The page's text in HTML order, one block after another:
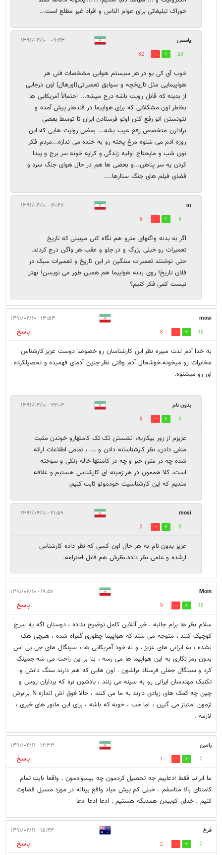
خوراک تبلیغاتی برای عوام الناس و افراد غیر مطلع است...
یاسمن ۰۹:۴۳ - ۱۳۹۱/۰۴/۱۰
20
32
خوب آی کی یو در هر سیستم هوایی مشخصات فنی هر
هواپیمایی مثل تاریخچه و سوابق تعمیراتی(اورهال) اون درجایی
از بدینه که قابل رویت باشه درج میشه... احتمالاً آمریکایی ها
بخاطر اون مشکلاتی که برای هواپیما در قندهار پیش آمده و
نتونستن انو رفع کنن اونو فرستادن ایران تا توسط بعضی
برادارن متخصص رفع عیب بشه... بعضی روایت هایی که این
روزه آدم می شنوه مرغ پخته رو به خنده می ندازه...مردم فکر
نون شب و مایحتاج اولیه زندگی و کرایه خونه سر برج و پیدا
کردن یه سر پناهن...و بعضی ها هم در حال هوای جنگ سرد و
فضای فیلم های جنگ ستارها....
m ۲۰:۲۷ - ۱۳۹۱/۰۴/۱۰
6
6
اگر به بدنه واگنهای مترو هم نگاه کنی میبینی که تاریخ
تعمیرات رو خیلی بزرگ و در جلو و عقب هر واگن درج کردند.
حتی نوشتند تعمیرات سنگین در این تاریخ و تعمیرات سبک در
فلان تاریخ! روی بدنه هواپیما هم همین طور می نویسن! بهتر
نیست کمی فکر کنیم؟
mosi ۱۳:۵۳ - ۱۳۹۱/۰۴/۱۰
10
8
پاسخ
به خدا آدم لذت میبره نظر این کارشناسان رو خصوصا دوست عزیز کارشناس
مخابرات رو میخونه.خوشحال آدم وقتی نظر چنین آدمای فهمیده و تحصیلکرده
ای رو میشنوه.
بدون نام ۲۲:۰۴ - ۱۳۹۱/۰۴/۱۰
5
6
عزیزم از زور بیکاریه، نشستن تک تک کامتهارو خوندن مثبت
منفی دادن، نظر کارشناسانه دادن و ... ، تمامی اطلاعات ارائه
شده چه در متن خبر و چه در کامنتها خاله زنکی و سوخته
است، کلا هممون در هر زمینه ای کارشناس هستیم و علاقه
مندیم که این کارشناسیت خودمونو ثابت کنیم.
mosi ۲۱:۵۹ - ۱۳۹۱/۰۴/۱۱
5
3
عزیز بدون نام به هر حال اون کسی که نظر داده کارشناس
ارشده و علمی نظر داده.نظرش هم قابل احترامه.
Moin ۱۹:۵۷ - ۱۳۹۱/۰۴/۱۰
10
9
پاسخ
سلام نظر ها برام جالبه . خبر آنلاین کامل توضیح نداده ، دوستان اگه یه سرچ
کوچیک کنند ، متوجه می شند که هواپیما چطوری گمراه شده ، هیچی هک
نشده ، نه ایرانی های عزیز ، و نه خود آمریکایی ها ، سینگال های جی پی اس
بدون رمز نگاری به این هواپیما ها می رسه ، بنا بر این راحت می شه جمینگ
کرد و سینگال جعلی فرستاد براشون . اون هایی که هم دارند سنگ دانش و
تکنیک مهندسان ایرانی رو به سینه می زنند ، یادشون نره که برداران روس و
چین چه کمک های زیادی دارند به ما می کنند ، حالا فوق اش اندازه N برابرش
ازمون امتیاز می گیرن ، اما خب ، خوبه که باشه ، برای این مانور های خبری ،
لازمه .
رامین ۱۲:۳۳ - ۱۳۹۱/۰۴/۱۱
7
1
پاسخ
ما ایرانیا فقط ادعاییم جه تحصیل کردمون چه بیسوادمون . واقعا بابت تمام
کامنتای بالا متاسفم . خیلی کم پیش میاد واقع بینانه در مورد مسیل قضاوت
کنیم . خدای کوبیدن همدیگه هستیم . ادعا ادعا ادعا
فرخ ۱۵:۴۳ - ۱۳۹۱/۰۴/۱۱
7
2 پاسخ